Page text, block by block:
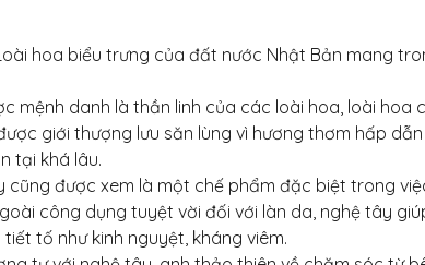
hoa biểu trưng của đất nước Nhật Bản mang
mệnh danh là thần linh của các loài hoa, loài hoa
giới thượng lưu săn lùng vì hương thơm hấp
tại khá lâu.
cũng được xem là một chế phẩm đặc biệt trong
công dụng tuyệt vời đối với làn da, nghệ tây
tố như kinh nguyệt, kháng viêm.